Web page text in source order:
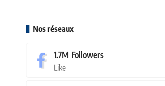
Nos réseaux
1.7M Followers
Like